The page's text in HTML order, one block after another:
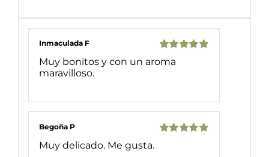
Valorado
con5
Inmaculada F
Muy bonitos y con un aroma
maravilloso.
Begoña P
Muy delicado. Me gusta.